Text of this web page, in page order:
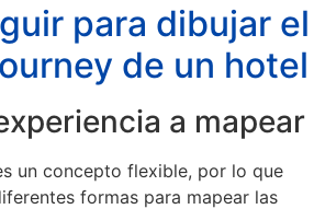
para dibujar el
de un hotel
a mapear
un concepto flexible, por lo que
formas para mapear las